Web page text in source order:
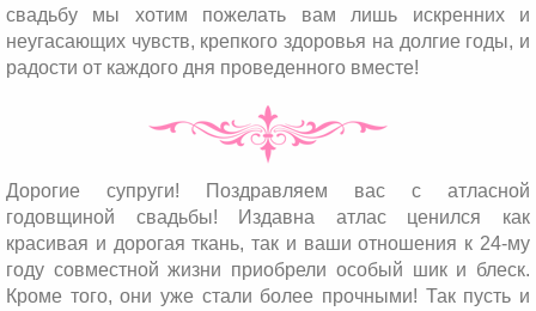
свадьбу мы хотим пожелать вам лишь искренних и
неугасающих чувств, крепкого здоровья на долгие годы, и
радости от каждого дня проведенного вместе!
Дорогие супруги! Поздравляем вас с атласной
годовщиной свадьбы! Издавна атлас ценился как
красивая и дорогая ткань, так и ваши отношения к 24-му
году совместной жизни приобрели особый шик и блеск.
Кроме того, они уже стали более прочными! Так пусть и